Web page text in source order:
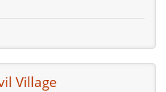
Village